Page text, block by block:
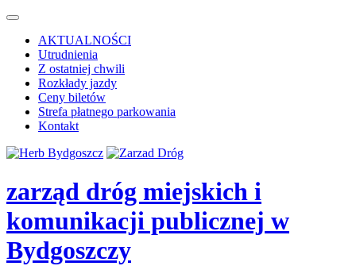
AKTUALNOŚCI
Utrudnienia
Z ostatniej chwili
Rozkłady jazdy
Ceny biletów
Strefa płatnego parkowania
Kontakt
zarząd dróg miejskich i
komunikacji publicznej w
Bydgoszczy